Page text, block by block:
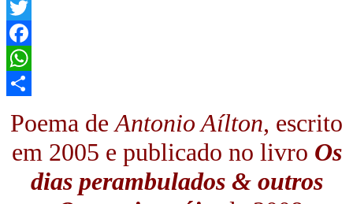
Twitter
Facebook
WhatsApp
Poema de Antonio Aílton, escrito
em 2005 e publicado no livro Os
dias perambulados & outros